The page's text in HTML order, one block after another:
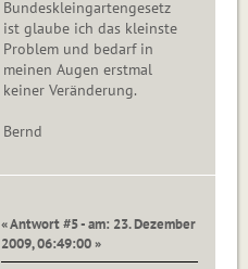
Bundeskleingartengesetz
ist glaube ich das kleinste
Problem und bedarf in
meinen Augen erstmal
keiner Veränderung.
Bernd
« Antwort #5 - am: 23. Dezember
2009, 06:49:00 »